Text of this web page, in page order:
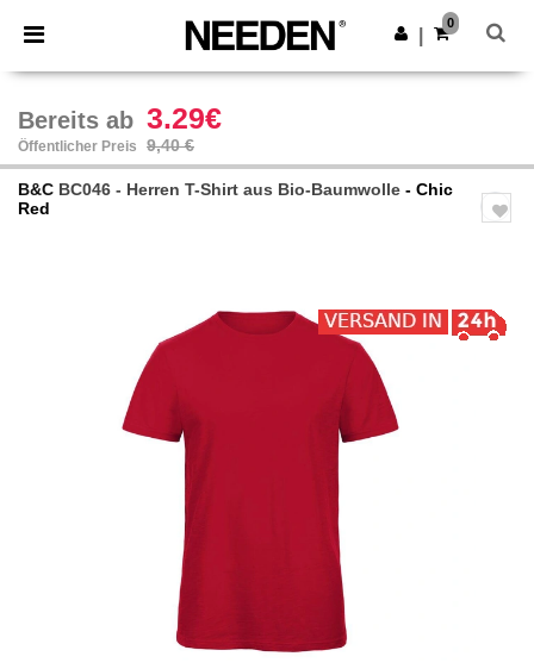
× Needen App
Bessere Preise in der App!
App holen
0
Bereits ab 3.29€
Öffentlicher Preis 9,40 €
B&C BC046 - Herren T-Shirt aus Bio-Baumwolle - Chic
Red